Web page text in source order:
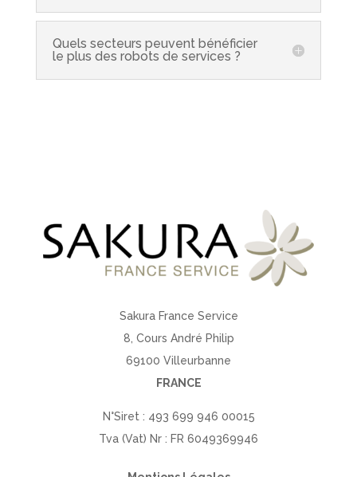
Quels secteurs peuvent bénéficier
le plus des robots de services ?
Sakura France Service
8, Cours André Philip
69100 Villeurbanne
FRANCE
N°Siret : 493 699 946 00015
Tva (Vat) Nr : FR 6049369946